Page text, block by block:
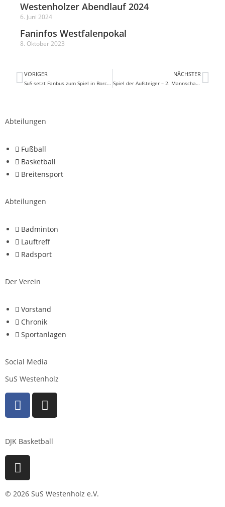
Westenholzer Abendlauf 2024
6. Juni 2024
Faninfos Westfalenpokal
8. Oktober 2023
VORIGER
SuS setzt Fanbus zum Spiel in Borchen ein!
NÄCHSTER
Spiel der Aufsteiger – 2. Mannschaft von 1992 besiegt das Team von 2003
Abteilungen
Fußball
Basketball
Breitensport
Abteilungen
Badminton
Lauftreff
Radsport
Der Verein
Vorstand
Chronik
Sportanlagen
Social Media
SuS Westenholz
DJK Basketball
© 2026 SuS Westenholz e.V.